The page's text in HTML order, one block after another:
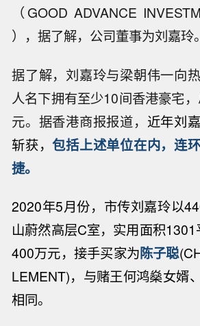
（GOOD ADVANCE
），据了解，公司董事为刘嘉玲。
据了解，刘嘉玲与梁朝伟一向
人名下拥有至少10间香港豪宅
元。据香港商报报道， 近年刘
斩获，包括上述单位在内，连
捷。
2020年5月份，市传刘嘉玲以
山蔚然高层C室，实用面积
400万元，接手买家为陈子聪
LEMENT)，与赌王何鸿燊女婿
相同。